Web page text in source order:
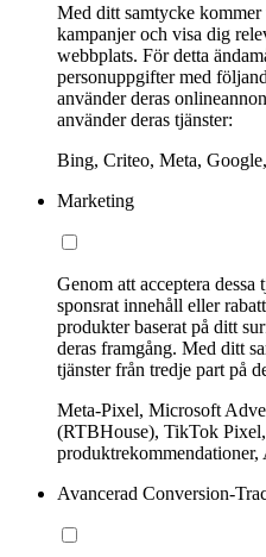
Med ditt samtycke
kampanjer och visa dig
webbplats. För detta
personuppgifter med
använder deras
använder deras tjänster:
Bing, Criteo, Meta,
Marketing
Genom att acceptera
sponsrat innehåll eller
produkter baserat på ditt
deras framgång. Med ditt
tjänster från tredje part på
Meta-Pixel, Microsoft
(RTBHouse), TikTok
produktrekommendationer,
Avancerad Conversion-